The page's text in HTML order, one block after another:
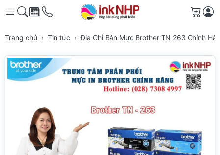
Giỏ
Trang chủ Tin tức Địa Chỉ Bán Mực Brother TN 263 Chính